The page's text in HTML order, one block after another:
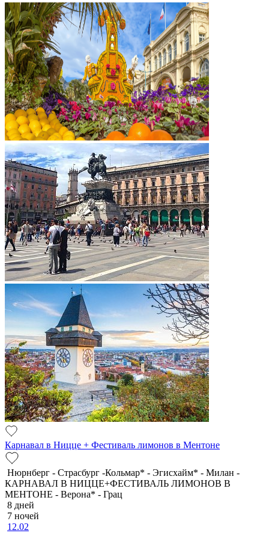
Карнавал в Ницце + Фестиваль лимонов в Ментоне
Нюрнберг - Страсбург -Кольмар* - Эгисхайм* - Милан -
КАРНАВАЛ В НИЦЦЕ+ФЕСТИВАЛЬ ЛИМОНОВ В
МЕНТОНЕ - Верона* - Грац
8 дней
7 ночей
12.02